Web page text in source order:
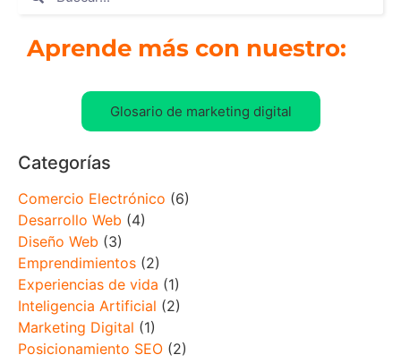
Aprende más con nuestro:
Glosario de marketing digital
Categorías
Comercio Electrónico (6)
Desarrollo Web (4)
Diseño Web (3)
Emprendimientos (2)
Experiencias de vida (1)
Inteligencia Artificial (2)
Marketing Digital (1)
Posicionamiento SEO (2)